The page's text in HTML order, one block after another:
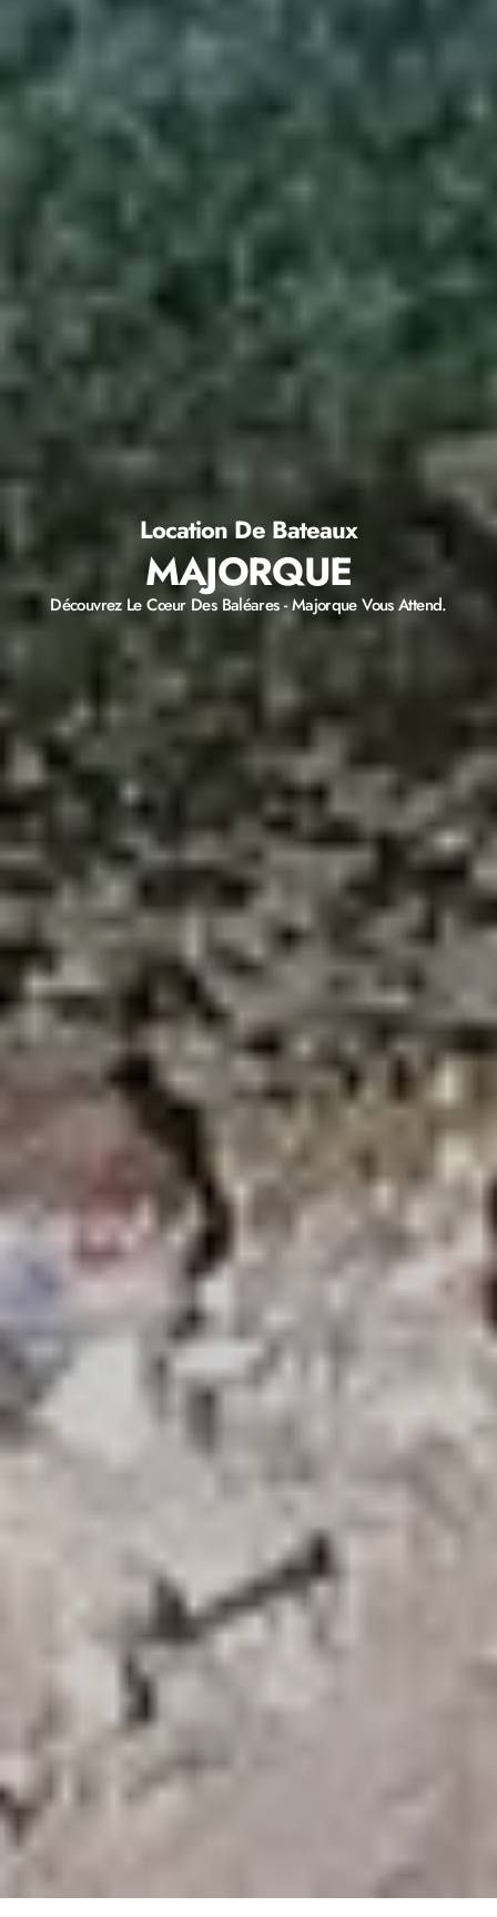
Location De Bateaux
MAJORQUE
Découvrez Le Cœur Des Baléares - Majorque Vous Attend.